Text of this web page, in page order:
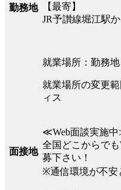
勤務地
【最寄】
JR予讃線堀江駅
就業場所：勤務
就業場所の変更
ィス
面接地
≪Web面談実施
全国どこからで
募下さい！
※通信環境が不安